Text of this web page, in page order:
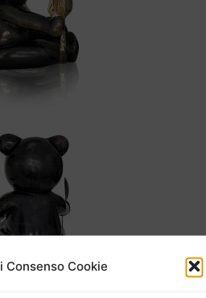
Consenso Cookie